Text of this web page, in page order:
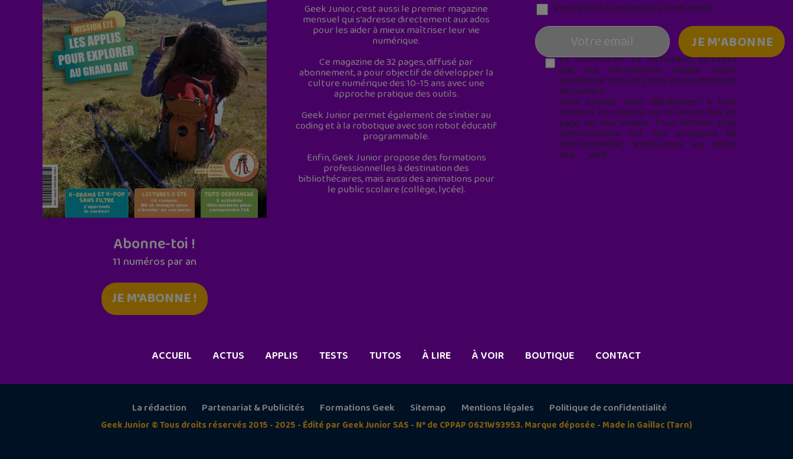
Abonne-toi !
11 numéros par an
JE M'ABONNE !
Geek Junior, c’est aussi le premier magazine
mensuel qui s’adresse directement aux ados
pour les aider à mieux maîtriser leur vie
numérique.
Ce magazine de 32 pages, diffusé par
abonnement, a pour objectif de développer la
culture numérique des 10-15 ans avec une
approche pratique des outils.
Geek Junior permet également de s'initier au
coding et à la robotique avec son robot éducatif
programmable.
Enfin, Geek Junior propose des formations
professionnelles à destination des
bibliothécaires, mais aussi des animations pour
le public scolaire (collège, lycée).
Parentalité numérique (le lundi matin)
En soumettant ce formulaire, j’accepte
que les informations saisies soient
exploitées* dans le cadre de ma demande
de contact.
Vous pouvez vous désabonner à tout
moment en cliquant sur le lien en bas de
page de nos emails. Pour obtenir plus
d'informations sur nos pratiques de
confidentialité, rendez-vous sur notre
site web
ACCUEIL ACTUS APPLIS TESTS TUTOS À LIRE À VOIR BOUTIQUE CONTACT
La rédaction Partenariat & Publicités Formations Geek Sitemap Mentions légales Politique de confidentialité
Geek Junior © Tous droits réservés 2015 - 2025 - Édité par Geek Junior SAS - N° de CPPAP 0621W93953. Marque déposée - Made in Gaillac (Tarn)